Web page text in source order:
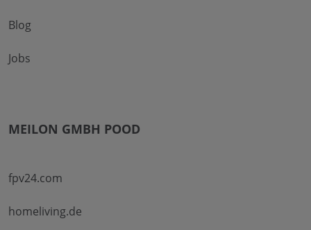
Blog
Jobs
MEILON GMBH POOD
fpv24.com
homeliving.de